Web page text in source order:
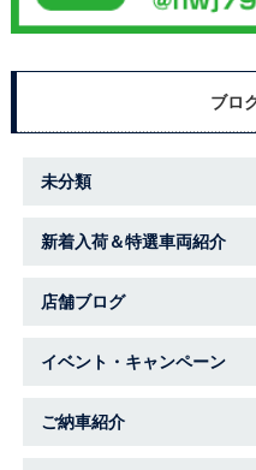
ブロ
未分類
新着入荷＆特選車両紹介
店舗ブログ
イベント・キャンペーン
ご納車紹介